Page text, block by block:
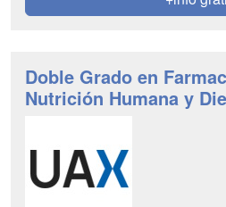
Doble Grado en
Nutrición Humana y